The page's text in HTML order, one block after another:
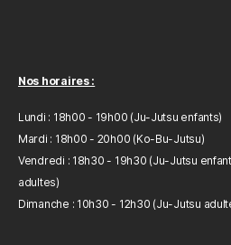
Nos horaires :
Lundi : 18h00 - 19h00 (Ju-Jutsu enfants)
Mardi : 18h00 - 20h00 (Ko-Bu-Jutsu)
Vendredi : 18h30 - 19h30 (Ju-Jutsu
adultes)
Dimanche : 10h30 - 12h30 (Ju-Jutsu